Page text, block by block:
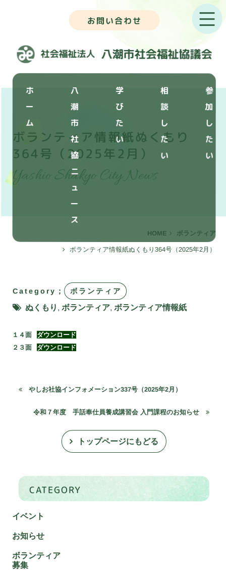
お問い合わせ
ホ
ー
ム
八
潮
市
社
協
ニ
ュ
ー
ス
学
び
た
い
相
談
し
た
い
参
加
し
た
い
ボランティア情報紙ぬくもり
364号（2025年2月）
Yashio Shakyo City News
HOME ボランティア
ボランティア情報紙ぬくもり364号（2025年2月）
Category； ボランティア
ぬくもり , ボランティア, ボランティア情報紙
１４面 ダウンロード
２３面 ダウンロード
やしお社協インフォメーション337号（2025年2月）
令和７年度 手話奉仕員養成講習会 入門課程のお知らせ
トップページにもどる
CATEGORY
イベント
お知らせ
ボランティア
募集